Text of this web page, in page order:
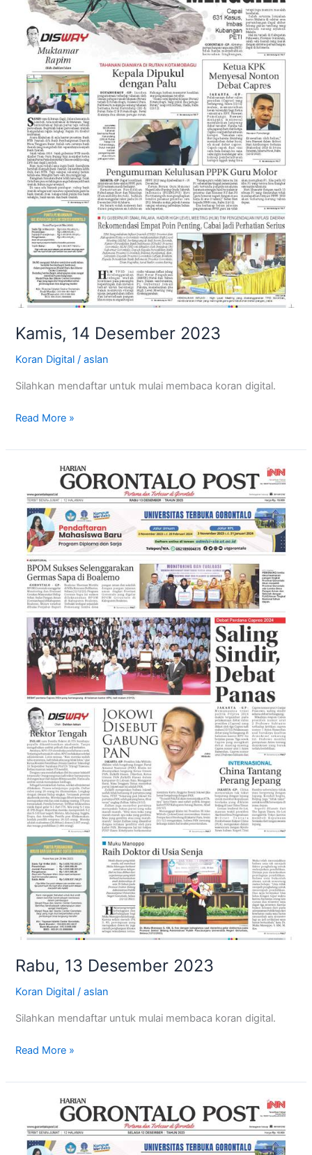
Kamis, 14 Desember 2023
Koran Digital /aslan
Silahkan mendaftar untuk mulai membaca koran digital.
Read More »
Rabu, 13 Desember 2023
Koran Digital /aslan
Silahkan mendaftar untuk mulai membaca koran digital.
Desember
2023
Read More »
Desember